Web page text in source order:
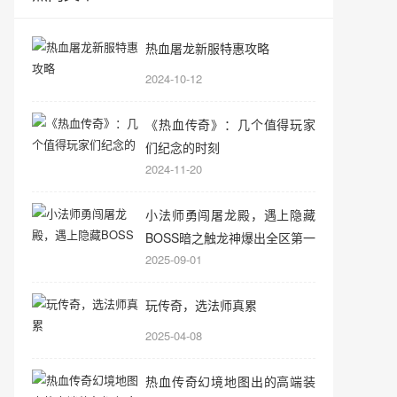
热血屠龙新服特惠攻略
2024-10-12
《热血传奇》：几个值得玩家
们纪念的时刻
2024-11-20
小法师勇闯屠龙殿，遇上隐藏
BOSS暗之触龙神爆出全区第一
把屠龙！
2025-09-01
玩传奇，选法师真累
2025-04-08
热血传奇幻境地图出的高端装